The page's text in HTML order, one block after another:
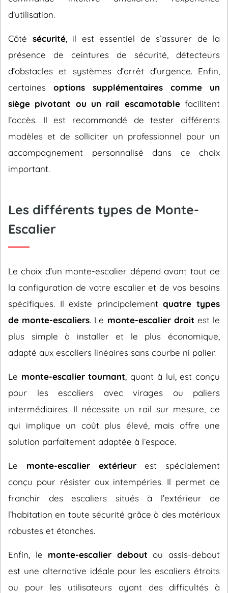
d’utilisation.
Côté sécurité, il est essentiel de s’assurer de la
présence de ceintures de sécurité, détecteurs
d’obstacles et systèmes d’arrêt d’urgence. Enfin,
certaines options supplémentaires comme un
siège pivotant ou un rail escamotablefacilitent
l’accès. Il est recommandé de tester différents
modèles et de solliciter un professionnel pour un
accompagnement personnalisé dans ce choix
important.
Les différents types de Monte-
Escalier
Le choix d’un monte-escalier dépend avant tout de
la configuration de votre escalier et de vos besoins
spécifiques. Il existe principalementquatre types
de monte-escaliers. Le monte-escalier droit est le
plus simple à installer et le plus économique,
adapté aux escaliers linéaires sans courbe ni palier.
Le monte-escalier tournant , quant à lui, est conçu
pour les escaliers avec virages ou paliers
intermédiaires. Il nécessite un rail sur mesure, ce
qui implique un coût plus élevé, mais offre une
solution parfaitement adaptée à l’espace.
Le monte-escalier extérieurest spécialement
conçu pour résister aux intempéries. Il permet de
franchir des escaliers situés à l’extérieur de
l’habitation en toute sécurité grâce à des matériaux
robustes et étanches.
Enfin, le monte-escalier debout ou assis-debout
est une alternative idéale pour les escaliers étroits
ou pour les utilisateurs ayant des difficultés à